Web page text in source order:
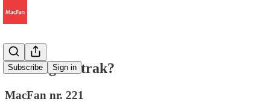
Subscribe Sign in
Gezellig of strak?
MacFan nr. 221